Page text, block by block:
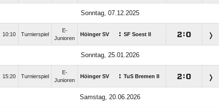
Sonntag, 07.12.2025
10:10 Turnierspiel
E-
Junioren
Höinger SV : SF Soest II :
Sonntag, 25.01.2026
15:20 Turnierspiel
E-
Junioren
Höinger SV : TuS Bremen II :
Samstag, 20.06.2026